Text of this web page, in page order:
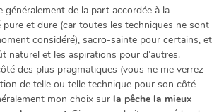
généralement de la part accordée à la
pure et dure (car toutes les techniques ne sont
considéré), sacro-sainte pour certains, et
naturel et les aspirations pour d’autres.
des plus pragmatiques (vous ne me verrez
de telle ou telle technique pour son côté
mon choix sur la pêche la mieux